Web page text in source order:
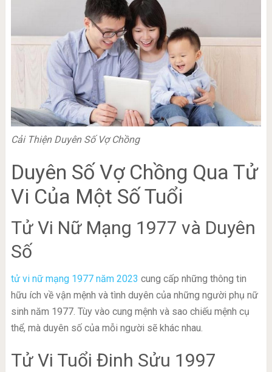
Cải Thiện Duyên Số Vợ Chồng
Duyên Số Vợ Chồng Qua Tử
Vi Của Một Số Tuổi
Tử Vi Nữ Mạng 1977 và Duyên
Số
tử vi nữ mạng 1977 năm 2023 cung cấp những thông tin
hữu ích về vận mệnh và tình duyên của những người phụ nữ
sinh năm 1977. Tùy vào cung mệnh và sao chiếu mệnh cụ
thể, mà duyên số của mỗi người sẽ khác nhau.
Tử Vi Tuổi Đinh Sửu 1997